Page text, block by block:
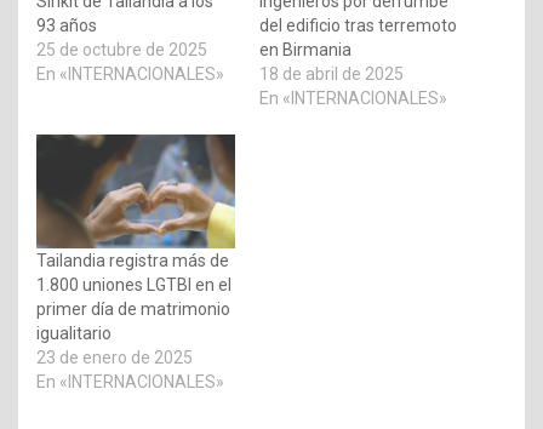
93 años
25 de octubre de 2025
En «INTERNACIONALES»
del edificio tras terremoto
en Birmania
18 de abril de 2025
En «INTERNACIONALES»
Tailandia registra más de
1.800 uniones LGTBI en el
primer día de matrimonio
igualitario
23 de enero de 2025
En «INTERNACIONALES»